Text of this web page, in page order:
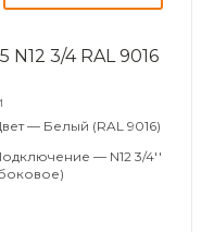
3/4 RAL 9016
— Белый (RAL 9016)
— N12 3/4''